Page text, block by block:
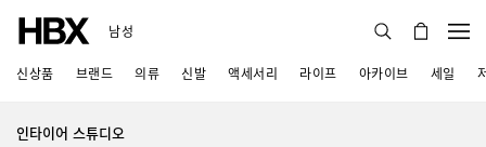
남성
신상품 브랜드 의류 신발 액세서리 라이프 아카이브 세일
인타이어 스튜디오